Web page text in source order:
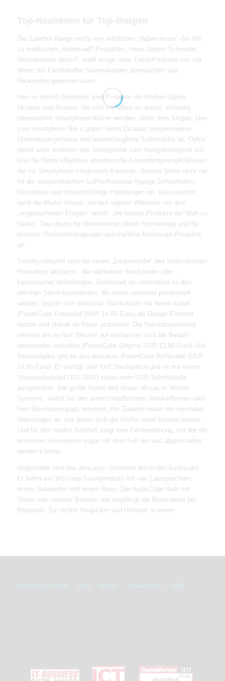
Die Zubehör-Range reicht von nützlichen „Haben-muss“- bis hin
zu modischen „Haben-will“-Produkten. Hans-Jürgen Schneider,
Vertriebsleiter dexxIT, stellt einige neue Trend-Produkte vor, mit
denen der Fachhändler Stammkunden überraschen und
Neukunden gewinnen kann.
Neu im dexxIT-Sortiment sind Produkte der Marken Optrix,
Dicapac und Xsories, die sich vor allem an aktive, vielseitig
interessierte Smartphone-Nutzer wenden. Unter dem Slogan „Use
your smartphone like a gopro“ bietet Dicapac beispielsweise
Unterwassergehäuse und wassertaugliche Selfiesticks an. Optrix
rüstet unter anderem das Smartphone zum Navigationsgerät auf.
Und die Optrix-Objektive erweitern die Anwendungsmöglichkeiten
der ins Smartphone integrierten Kameras. Xsories bietet nicht nur
für die meistverkauften GoPro-Kameras flippige Schutzhüllen,
Ministative und schwimmfähige Halterungen an. Dazu kommt
noch die Marke Ishoxs, die laut eigener Webseite mit dem
„ungebrochenen Ehrgeiz“ antritt, „die besten Produkte der Welt zu
bauen“. Das deutsche Unternehmen bietet hochwertige und für
extreme Outdoorbedingungen geschaffene Actioncam-Produkte
an.
Trendig verspielt sind die neuen „Zauberwürfel“ des holländischen
Herstellers allocacoc, die wahlweise Steckdosen oder
Lautsprecher beherbergen. Entwickelt als Alternative zu den
üblichen Steckdosenleisten, die meist versteckt positioniert
werden, lassen sich allocacoc-Steckdosen mit einem Kabel
(PowerCube Extended (UVP 14,95 Euro) als Design-Element
nutzen und überall im Raum platzieren. Die Steckdosenwürfel
nehmen bis zu fünf Stecker auf und lassen sich bei Bedarf
miteinander verketten (PowerCube Original UVP 12,95 Euro). Als
Reiseadapter gibt es den allocacoc PowerCube ReWirable (UVP
24,95 Euro). Er verfügt über fünf Steckplätze und ist mit einem
Universalnetzteil (110-240V) sowie einer USB-Schnittstelle
ausgestattet. Der große Vorteil des neuen allocacoc Würfel-
Systems: selbst bei den unterschiedlichsten Steckerformen wird
kein Steckdosenplatz blockiert. Als Zubehör bietet der Hersteller
Halterungen an, mit denen sich die Würfel stabil fixieren lassen.
Und für den totalen Komfort sorgt eine Fernbedienung, mit der die
einzelnen Steckdosen sogar mit dem Fuß an- und abgeschaltet
werden können.
Abgerundet wird das allocacoc-Sortiment durch den Audiocube.
Er liefert ein 360 Grad Sounderlebnis mit vier Lautsprechern,
einem Subwoofer und einem Bass. Der AudioCube läuft mit
Strom oder interner Batterie und empfängt die Musikdaten per
Bluetooth. Ein echter Hingucker und Hinhörer in einem.
Aktuelles & Trends FAQ Presse Datenschutz AGB